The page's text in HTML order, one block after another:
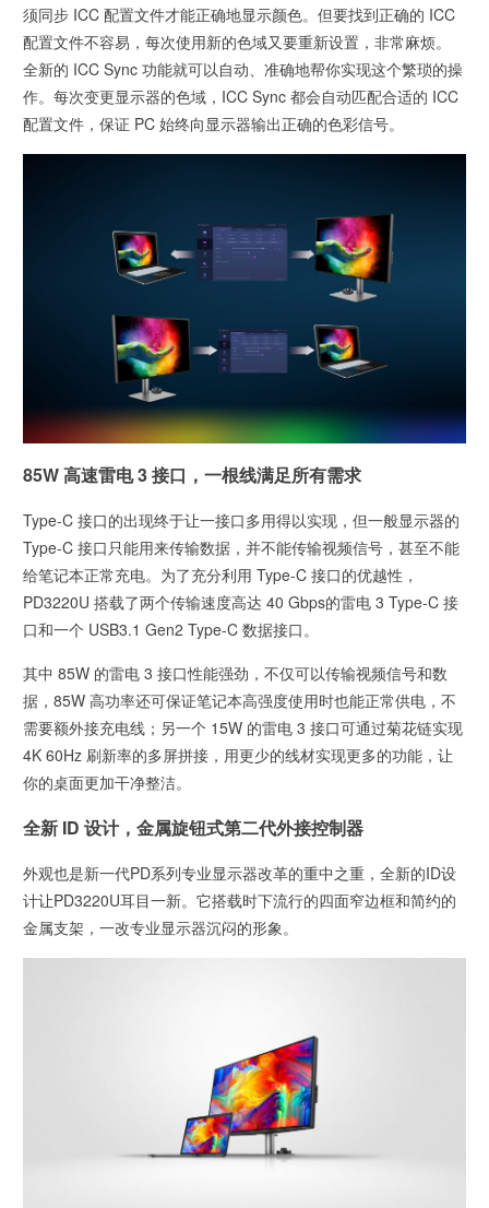
须同步 ICC 配置文件才能正确地显示颜色。但要找到正确的 ICC
配置文件不容易，每次使用新的色域又要重新设置，非常麻烦。
全新的 ICC Sync 功能就可以自动、准确地帮你实现这个繁琐的操
作。每次变更显示器的色域，ICC Sync 都会自动匹配合适的 ICC
配置文件，保证 PC 始终向显示器输出正确的色彩信号。
85W 高速雷电 3 接口，一根线满足所有需求
Type-C 接口的出现终于让一接口多用得以实现，但一般显示器的
Type-C 接口只能用来传输数据，并不能传输视频信号，甚至不能
给笔记本正常充电。为了充分利用 Type-C 接口的优越性，
PD3220U 搭载了两个传输速度高达 40 Gbps的雷电 3 Type-C 接
口和一个 USB3.1 Gen2 Type-C 数据接口。
其中 85W 的雷电 3 接口性能强劲，不仅可以传输视频信号和数
据，85W 高功率还可保证笔记本高强度使用时也能正常供电，不
需要额外接充电线；另一个 15W 的雷电 3 接口可通过菊花链实现
4K 60Hz 刷新率的多屏拼接，用更少的线材实现更多的功能，让
你的桌面更加干净整洁。
全新 ID 设计，金属旋钮式第二代外接控制器
外观也是新一代PD系列专业显示器改革的重中之重，全新的ID设
计让PD3220U耳目一新。它搭载时下流行的四面窄边框和简约的
金属支架，一改专业显示器沉闷的形象。